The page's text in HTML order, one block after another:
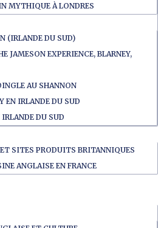
MYTHIQUE À LONDRES
(IRLANDE DU SUD)
JAMESON EXPERIENCE, BLARNEY,
AU SHANNON
EN IRLANDE DU SUD
DU SUD
SITES PRODUITS BRITANNIQUES
ANGLAISE EN FRANCE